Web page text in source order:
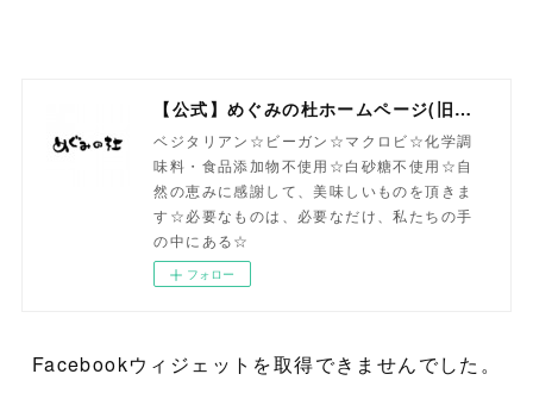
【公式】めぐみの杜ホームページ(旧自然食工房）
ベジタリアン☆ビーガン☆マクロビ☆化学調
味料・食品添加物不使用☆白砂糖不使用☆自
然の恵みに感謝して、美味しいものを頂きま
す☆必要なものは、必要なだけ、私たちの手
の中にある☆
フォロー
Facebookウィジェットを取得できませんでした。